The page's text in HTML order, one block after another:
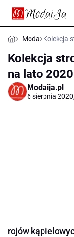
Moda Kolekcja
Kolekcja
na lato 2020
Modaija.pl
6 sierpnia
rojów